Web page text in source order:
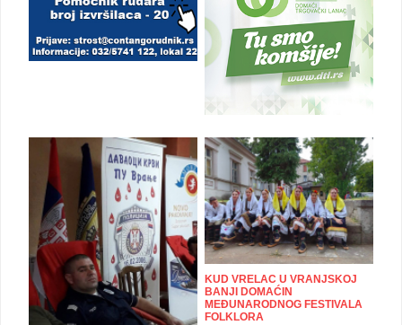
KUD VRELAC U VRANJSKOJ
BANJI DOMAĆIN
MEĐUNARODNOG FESTIVALA
FOLKLORA